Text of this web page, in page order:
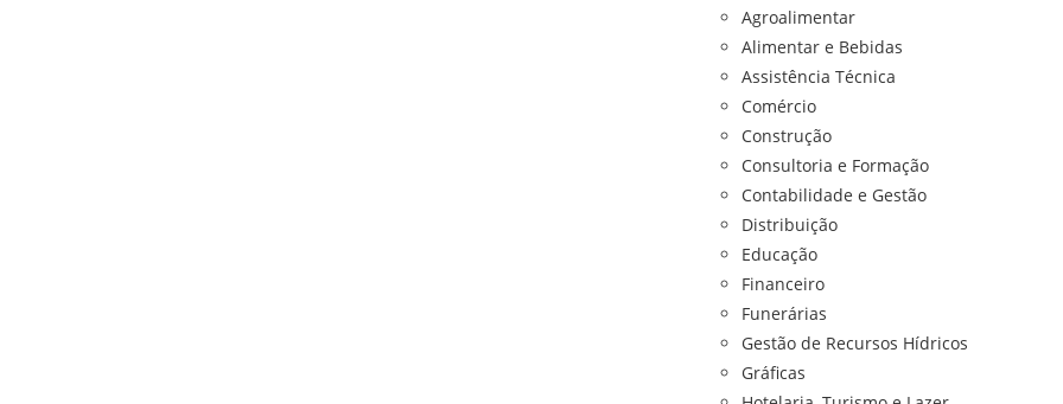
Agroalimentar
Alimentar e Bebidas
Assistência Técnica
Comércio
Construção
Consultoria e Formação
Contabilidade e Gestão
Distribuição
Educação
Financeiro
Funerárias
Gestão de Recursos Hídricos
Gráficas